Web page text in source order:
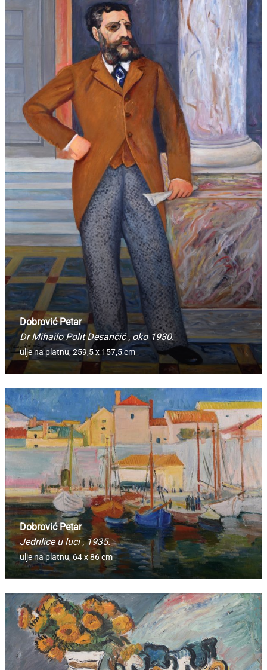
Dobrović Petar
Dr Mihailo Polit Desančić, oko 1930.
ulje na platnu,259,5 x 157,5 cm
Dobrović Petar
Jedrilice u luci, 1935.
ulje na platnu,64 x 86 cm